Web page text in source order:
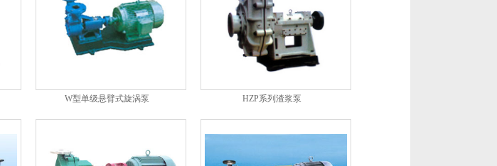
W型单级悬臂式旋涡泵 HZP系列渣浆泵